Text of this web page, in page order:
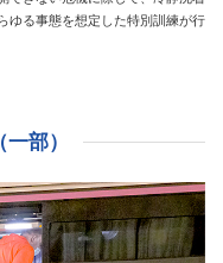
ゆる事態を想定した特別訓練が行
部）